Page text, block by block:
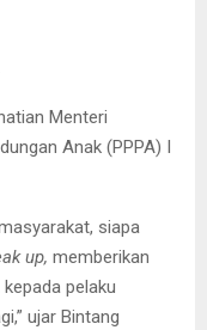
Menteri
Anak (PPPA) I
siapa
up, memberikan
pelaku
ujar Bintang